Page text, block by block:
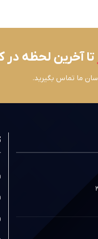
تا آخرین لحظه
ما تماس بگیرید.